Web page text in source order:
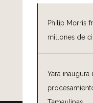
Philip Morris
millones de
Yara inaugura